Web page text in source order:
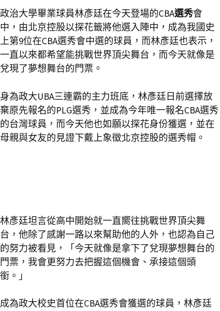
政治大學畢業球員林彥廷在今天登場的CBA選秀會
中，由北京控股以探花籤將他選入陣中，成為我國史
上第9位在CBA選秀會中選的球員，而林彥廷也表示，
一直以來都希望能挑戰世界頂尖舞台，而今天就像是
兌現了夢想舞台的門票。
身為政大UBA三連霸的主力班底，林彥廷日前選擇放
棄原先報名的PLG選秀，並成為今年唯一報名CBA選秀
的台灣球員，而今天他也如願以探花身份獲選，並在
母親與女友的見證下戴上象徵北京控股的選秀帽。
林彥廷坦言從高中開始就一直嚮往挑戰世界頂尖舞
台，他除了感謝一路以來幫助他的人外，也認為自己
的努力被看見，「今天就像是拿下了兌現夢想舞台的
門票，我會更努力去把握這個機會、承接這個頭
銜。」
成為政大校史首位在CBA選秀會獲選的球員，林彥廷